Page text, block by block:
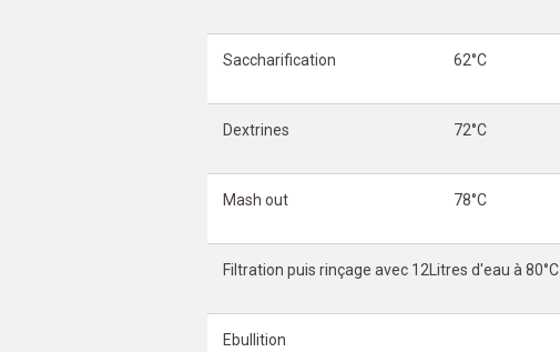
Saccharification 62°C
Dextrines 72°C
Mash out 78°C
Filtration puis rinçage avec 12Litres d'eau à 80°C
Ebullition